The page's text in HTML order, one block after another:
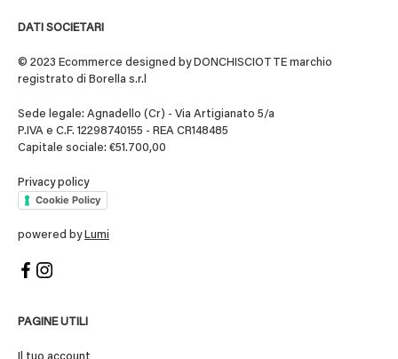
DATI SOCIETARI
© 2023 Ecommerce designed by DONCHISCIOTTE marchio
registrato di Borella s.r.l
Sede legale: Agnadello (Cr) - Via Artigianato 5/a
P.IVA e C.F. 12298740155 - REA CR148485
Capitale sociale: €51.700,00
Privacy policy
Cookie Policy
powered by Lumi
PAGINE UTILI
Il tuo account